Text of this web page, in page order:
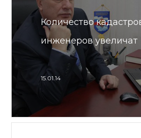
Количество
инженеров увеличат
15.01.14